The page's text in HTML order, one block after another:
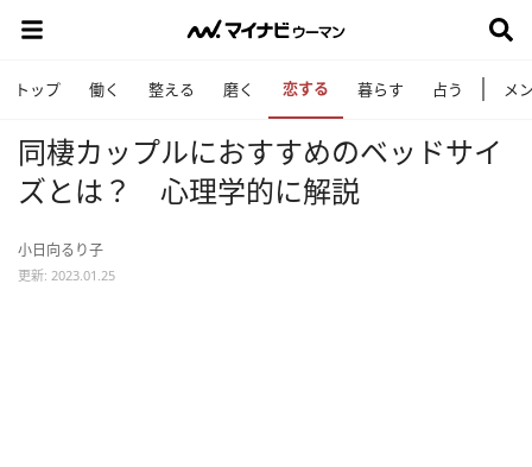
トップ 働く 整える 磨く 恋する 暮らす 占う メ
同棲カップルにおすすめのベッドサイ
ズとは？ 心理学的に解説
小日向るり子
更新: 2023.01.25